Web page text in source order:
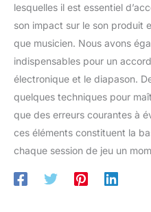
lesquelles il est essentiel
son impact sur le son produit
que musicien. Nous avons
indispensables pour un
électronique et le diapason.
quelques techniques pour
que des erreurs courantes à
ces éléments constituent la
chaque session de jeu un